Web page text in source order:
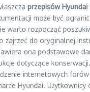
przepisów Hyundai
może być
warto rozpocząć
zajrzeć do oryginalnej
ona podstawowe
dotyczące
internetowych
Hyundai. Użytkownicy